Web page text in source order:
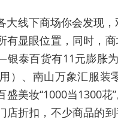
大线下商场你会发现
有显眼位置，同时，
泰百货有11元膨胀
）、南山万象汇服装
盛美妆“1000当1300花
店折扣，不少商品的